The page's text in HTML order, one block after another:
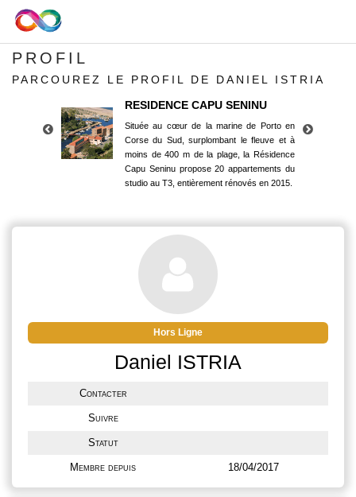
PROFIL
PARCOUREZ LE PROFIL DE DANIEL ISTRIA
RESIDENCE CAPU SENINU
Située au cœur de la marine de Porto en
Corse du Sud, surplombant le fleuve et à
moins de 400 m de la plage, la Résidence
Capu Seninu propose 20 appartements du
studio au T3, entièrement rénovés en 2015.
Corse du Sud, surplombant le fleuve et à
moins de 400 m de la plage, la Résidence
Capu Seninu propose 20 appartements du
studio au T3, entièrement rénovés en 2015.
Hors Ligne
Daniel ISTRIA
Contacter
Suivre
Statut
Membre depuis 18/04/2017